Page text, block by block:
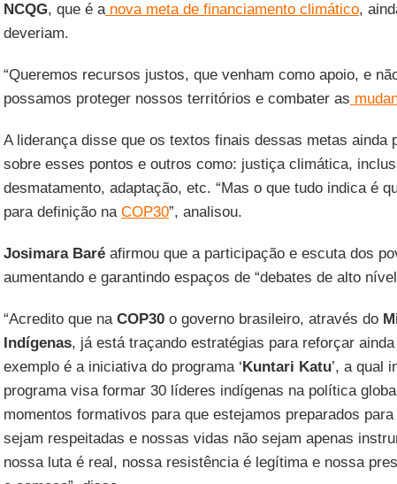
NCQG, que é anova meta de financiamento climático,
deveriam.
“Queremos recursos justos, que venham como apoio, e
possamos proteger nossos territórios e combater as
A liderança disse que os textos finais dessas metas ainda
sobre esses pontos e outros como: justiça climática,
desmatamento, adaptação, etc. “Mas o que tudo indica é
para definição na COP30”, analisou.
Josimara Baréafirmou que a participação e escuta dos
aumentando e garantindo espaços de “debates de alto
“Acredito que na COP30o governo brasileiro, através do
Indígenas, já está traçando estratégias para reforçar
exemplo é a iniciativa do programa ‘Kuntari Katu’, a qual
programa visa formar 30 líderes indígenas na política
momentos formativos para que estejamos preparados
sejam respeitadas e nossas vidas não sejam apenas
nossa luta é real, nossa resistência é legítima e nossa